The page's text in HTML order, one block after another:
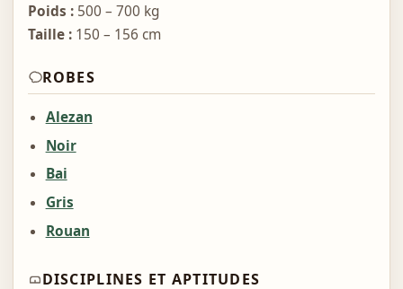
Poids :500 – 700 kg
Taille :150 – 156 cm
ROBES
Alezan
Noir
Bai
Gris
Rouan
DISCIPLINES ET APTITUDES